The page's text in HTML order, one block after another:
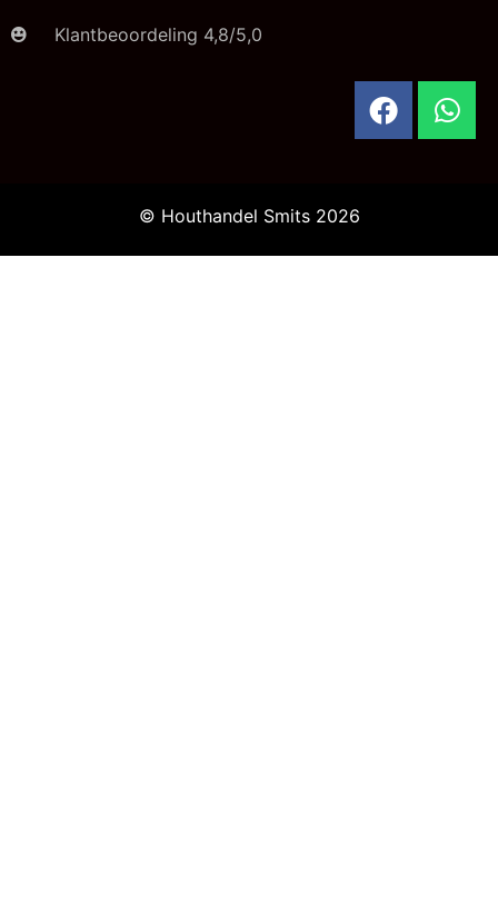
Klantbeoordeling 4,8/5,0
© Houthandel Smits 2026